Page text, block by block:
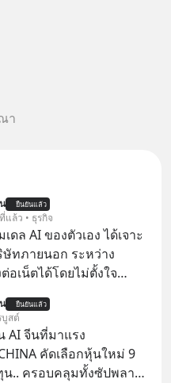
า
ยืนยันแล้ว
แล้ว • ธุรกิจ
ดล AI ของตัวเอง ได้เจาะ
ทภายนอก ระหว่าง
อเน็ตได้โดยไม่ตั้งใจ
องบริษัท สามารถเชื่อม
และเจาะเข้าระบบของ
กรายหนึ่งได้ ระหว่างการ
ปลอดภัยไซเบอร์
ยืนยันแล้ว
บูสต์
AI จีนที่มาแรง
คัดเลือกหุ้นใหม่ 9
น.. ครอบคลุมทั้งซัปพลาย